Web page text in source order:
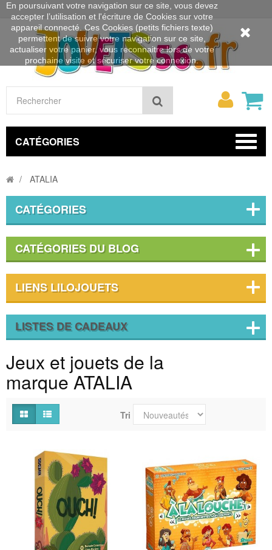
Rechercher
Mon
CATÉGORIES
ATALIA
CATÉGORIES
CATÉGORIES DU BLOG
LIENS LILOJOUETS
LISTES DE CADEAUX
Jeux et jouets de la
marque ATALIA
Tri
En poursuivant votre navigation sur ce site, vous devez
accepter l’utilisation et l'écriture de Cookies sur votre
appareil connecté. Ces Cookies (petits fichiers texte)
permettent de suivre votre navigation sur ce site,
actualiser votre panier, vous reconnaitre lors de votre
prochaine visite et sécuriser votre connexion.